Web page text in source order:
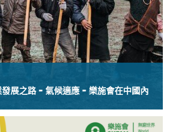
展之路 - 氣候適應 - 樂施會在中國內